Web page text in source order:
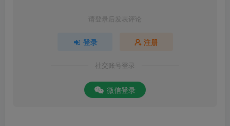
请登录后发表评论
登录 注册
社交账号登录
微信登录